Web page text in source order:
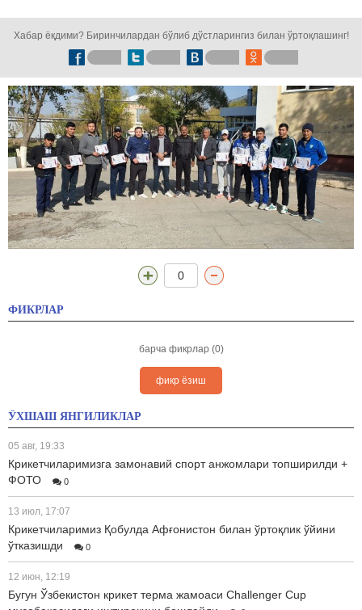
Хабар ёқдими? Биринчилардан бўлиб дўстларингиз билан ўртоқлашинг!
0
ФИКРЛАР
барча фикрлар (0)
фикр ёзиш
ЎХШАШ ЯНГИЛИКЛАР
05 авг, 19:33
Крикетчиларимизга замонавий спорт анжомлари топширилди +
ФОТО
0
13 июл, 17:07
Крикетчиларимиз Қобулда Афғонистон билан ўртоқлик ўйини
ўтказишди
0
12 июн, 12:19
Бугун Ўзбекистон крикет терма жамоаси Challenger Cup